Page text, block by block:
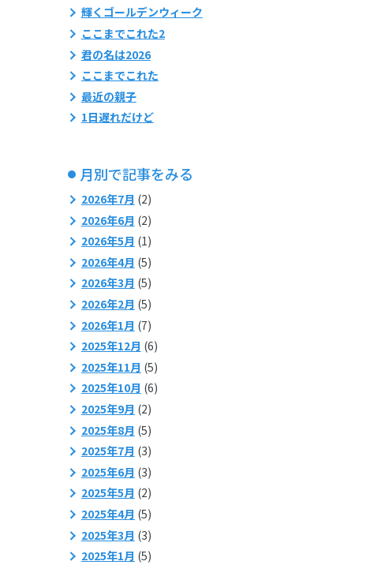
輝くゴールデンウィーク
ここまでこれた2
君の名は2026
ここまでこれた
最近の親子
1日遅れだけど
月別で記事をみる
2026年7月 (2)
2026年6月 (2)
2026年5月 (1)
2026年4月 (5)
2026年3月 (5)
2026年2月 (5)
2026年1月 (7)
2025年12月 (6)
2025年11月 (5)
2025年10月 (6)
2025年9月 (2)
2025年8月 (5)
2025年7月 (3)
2025年6月 (3)
2025年5月 (2)
2025年4月 (5)
2025年3月 (3)
2025年1月 (5)